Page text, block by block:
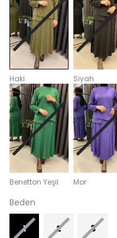
Haki Siyah
Benetton Yeşil Mor
Beden
1 2 3